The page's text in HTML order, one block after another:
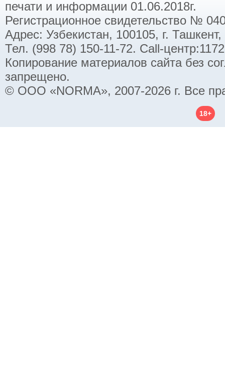
печати и информации 01.06.2018г.
Регистрационное свидетельство №
Адрес: Узбекистан, 100105, г.
Тел. (998 78) 150-11-72. Call-
Копирование материалов сайта без
запрещено.
© ООО «NORMA», 2007-2026 г. Все
18+